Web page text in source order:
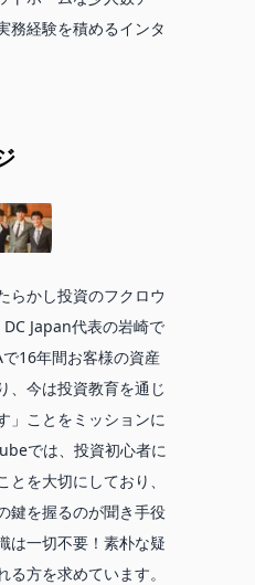
務経験を積めるインタ
らかし投資のフクロウ
Japan代表の岩崎で
16年間お客様の資産
、今は投資教育を通じ
」ことをミッションに
では、投資初心者に
を大切にしており、
鍵を握るのが聞き手役
は一切不要！素朴な疑
方を求めています。